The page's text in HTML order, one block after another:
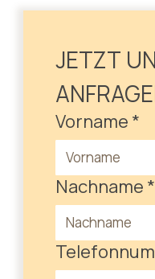
JETZT
Vorname *
Nachname *